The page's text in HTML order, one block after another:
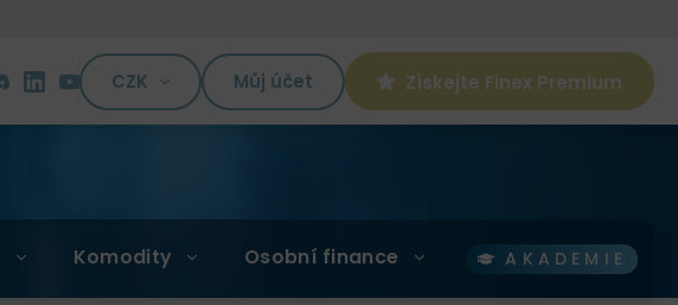
CZK Můj účet Získejte Finex Premium
Komodity Osobní finance AKADEMIE